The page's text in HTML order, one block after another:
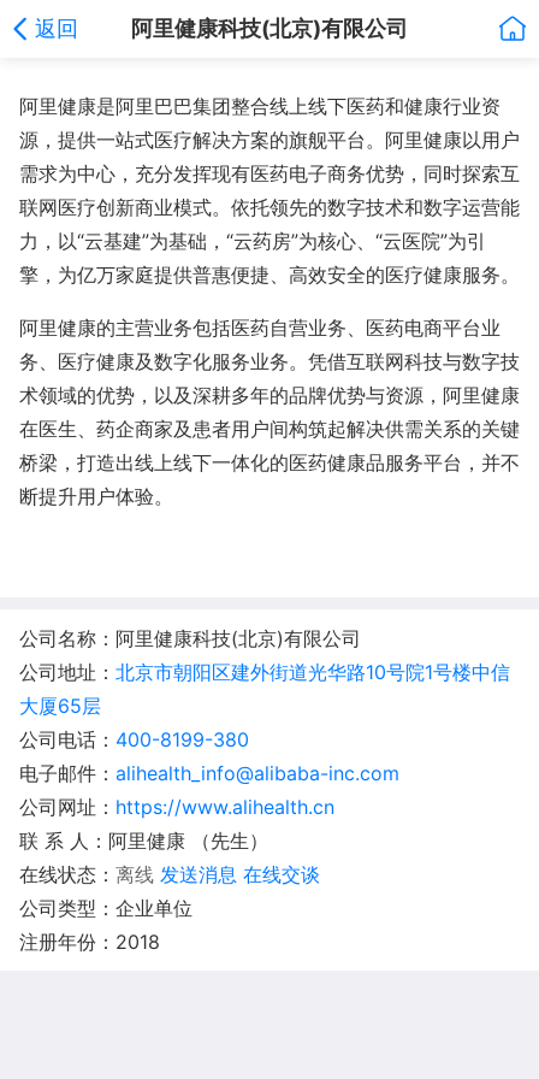
返回 阿里健康科技(北京)有限公司
阿里健康是阿里巴巴集团整合线上线下医药和健康行业资
源，提供一站式医疗解决方案的旗舰平台。阿里健康以用户
需求为中心，充分发挥现有医药电子商务优势，同时探索互
联网医疗创新商业模式。依托领先的数字技术和数字运营能
力，以“云基建”为基础，“云药房”为核心、“云医院”为引
擎，为亿万家庭提供普惠便捷、高效安全的医疗健康服务。
阿里健康的主营业务包括医药自营业务、医药电商平台业
务、医疗健康及数字化服务业务。凭借互联网科技与数字技
术领域的优势，以及深耕多年的品牌优势与资源，阿里健康
在医生、药企商家及患者用户间构筑起解决供需关系的关键
桥梁，打造出线上线下一体化的医药健康品服务平台，并不
断提升用户体验。
公司名称：阿里健康科技(北京)有限公司
公司地址： 北京市朝阳区建外街道光华路10号院1号楼中信
大厦65层
公司电话： 400-8199-380
电子邮件： alihealth_info@alibaba-inc.com
公司网址： https://www.alihealth.cn
联 系 人：阿里健康 （先生）
在线状态： 离线 发送消息 在线交谈
公司类型：企业单位
注册年份：2018